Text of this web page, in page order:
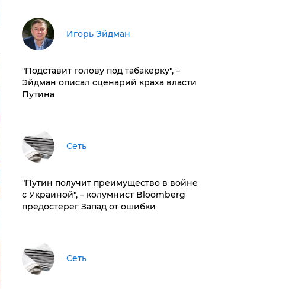
Игорь Эйдман
​"Подставит голову под табакерку", –
Эйдман описал сценарий краха власти
Путина
Сеть
"Путин получит преимущество в войне
с Украиной", – колумнист Bloomberg
предостерег Запад от ошибки
Сеть